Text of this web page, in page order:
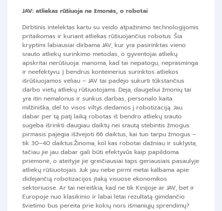
JAV: atliekas rūšiuoja ne žmonės, o robotai
Dirbtinis intelektas kartu su veido atpažinimo technologijomis
pritaikomas ir kuriant atliekas rūšiuojančius robotus. Šia
kryptimi labiausiai dirbama JAV, kur yra pasirinktas vieno
srauto atliekų surinkimo metodas, o gyventojai atliekų
apskritai nerūšiuoja: manoma, kad tai nepatogu, neprasminga
ir neefektyvu. Į bendrus konteinerius surinktos atliekos
išrūšiuojamos vėliau – JAV tai padėjo sukurti tūkstančius
darbo vietų atliekų rūšiuotojams. Deja, daugeliui žmonių tai
yra itin nemalonus ir sunkus darbas, personalo kaita
milžiniška, dėl to visos viltys dedamos į robotizaciją. Jau
dabar per tą patį laiką robotas iš bendro atliekų srauto
sugeba išrinkti daugiau daiktų nei srautą stebintis žmogus:
pirmasis pajėgia išžvejoti 66 daiktus, kai tuo tarpu žmogus –
tik 30–40 daiktus.Žinoma, kol kas robotai dažniau ir suklysta,
tačiau jie jau dabar gali būti efektyvūs kaip papildoma
priemonė, o ateityje jie greičiausiai taps geriausiais pasaulyje
atliekų rūšiuotojais. Juk jau nebe pirmi metai kalbama apie
didėjančią robotizacijos įtaką visuose ekonomikos
sektoriuose. Ar tai nereiškia, kad ne tik Kinijoje ar JAV, bet ir
Europoje nuo klasikinio ir labai lėtai rezultatą gimdančio
švietimo bus pereita prie kokių nors išmaniųjų sprendimų?